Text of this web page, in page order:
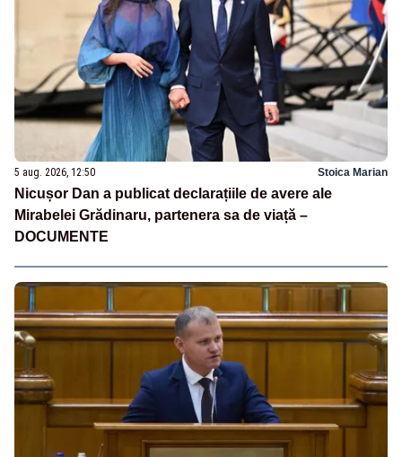
5 aug. 2026, 12:50 Stoica Marian
Nicușor Dan a publicat declarațiile de avere ale
Mirabelei Grădinaru, partenera sa de viață –
DOCUMENTE